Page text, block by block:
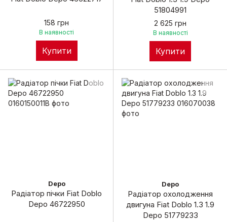
158 грн
В наявності
Купити
51804991
2 625 грн
В наявності
Купити
Depo
Радіатор пічки Fiat Doblo
Depo 46722950
Depo
Радіатор охолодження
двигуна Fiat Doblo 1.3 1.9
Depo 51779233